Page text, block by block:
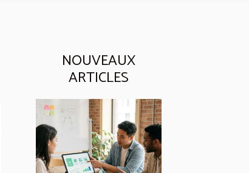
NOUVEAUX
ARTICLES